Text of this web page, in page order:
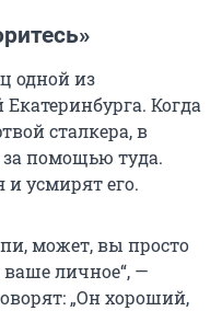
одной из
Когда
сталкера, в
за помощью туда.
усмирят его.
может, вы просто
ваше личное“, —
„Он хороший,